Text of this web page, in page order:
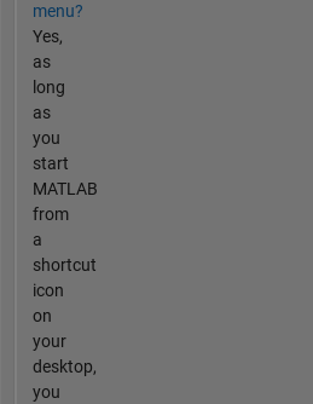
menu?
Yes,
as
long
as
you
start
MATLAB
from
a
shortcut
icon
on
your
desktop,
you